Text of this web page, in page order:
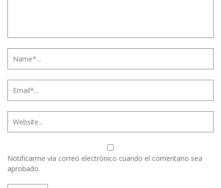
Notificarme vía correo electrónico cuando el comentario sea
aprobado.